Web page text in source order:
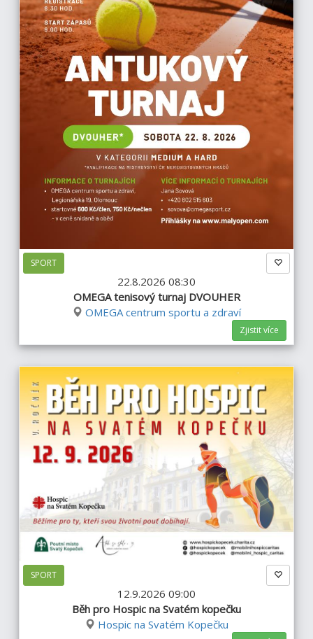
SPORT
22.8.2026 08:30
OMEGA tenisový turnaj DVOUHER
OMEGA centrum sportu a zdraví
Zjistit více
SPORT
12.9.2026 09:00
Běh pro Hospic na Svatém kopečku
Hospic na Svatém Kopečku